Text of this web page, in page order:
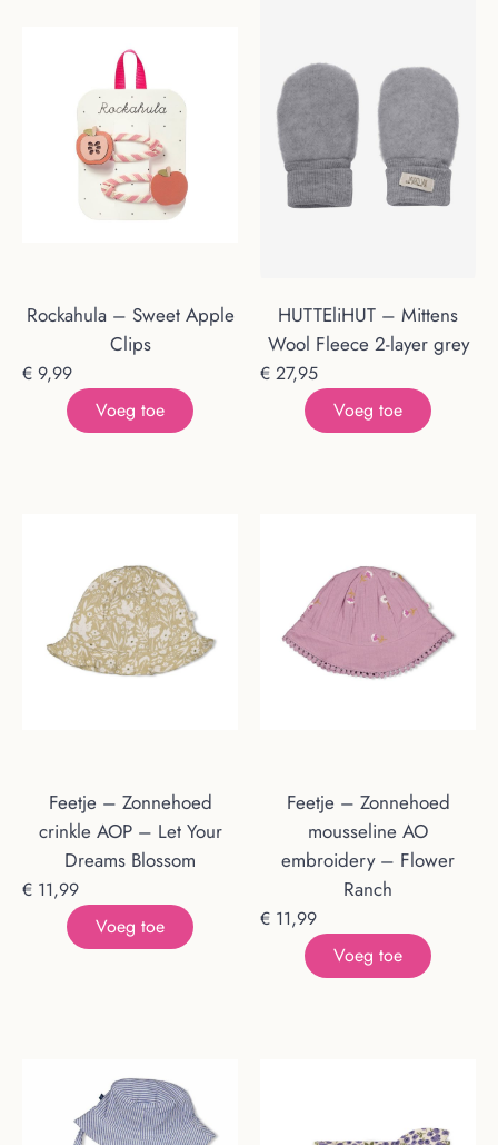
Rockahula – Sweet Apple
Clips
€ 9,99
Voeg toe
HUTTEliHUT – Mittens
Wool Fleece 2-layer grey
€ 27,95
Voeg toe
Feetje – Zonnehoed
crinkle AOP – Let Your
Dreams Blossom
€ 11,99
Voeg toe
Feetje – Zonnehoed
mousseline AO
embroidery – Flower
Ranch
€ 11,99
Voeg toe